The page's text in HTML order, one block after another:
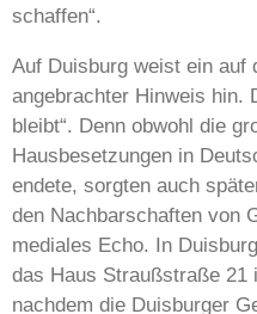
schaffen“.
Auf Duisburg weist ein auf
angebrachter Hinweis hin.
bleibt“. Denn obwohl die
Hausbesetzungen in
endete, sorgten auch
den Nachbarschaften von
mediales Echo. In
das Haus Straußstraße 21
nachdem die Duisburger